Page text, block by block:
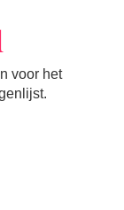
voor het